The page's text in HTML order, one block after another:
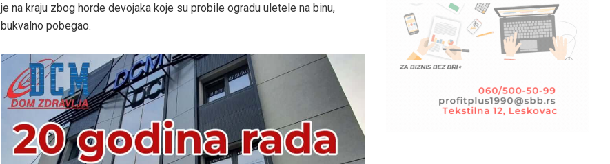
je na kraju zbog horde devojaka koje su probile ogradu uletele na binu,
bukvalno pobegao.